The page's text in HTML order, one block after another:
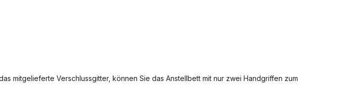
mitgelieferte Verschlussgitter, können Sie das Anstellbett mit nur zwei Handgriffen zum